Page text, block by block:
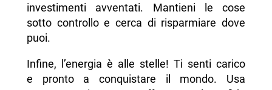
investimenti avventati. Mantieni le cose
sotto controllo e cerca di risparmiare dove
puoi.
Infine, l’energia è alle stelle! Ti senti carico
e pronto a conquistare il mondo. Usa